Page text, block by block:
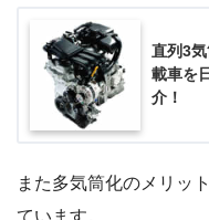
直列3
載車を
介！
また多気筒化のメリッ